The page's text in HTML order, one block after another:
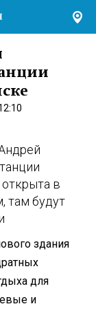
в
там будут
здания
для
и